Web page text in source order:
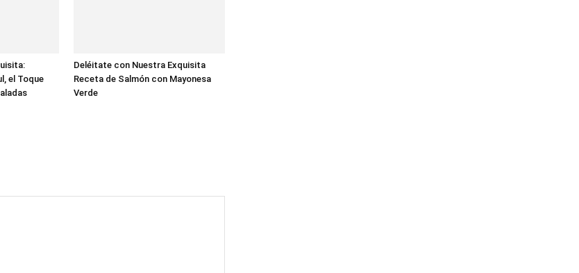
el Toque
Deléitate con Nuestra Exquisita
Receta de Salmón con Mayonesa
Verde